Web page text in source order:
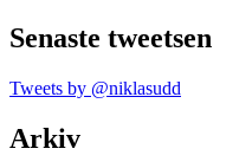
Senaste tweetsen
Tweets by @niklasudd
Arkiv